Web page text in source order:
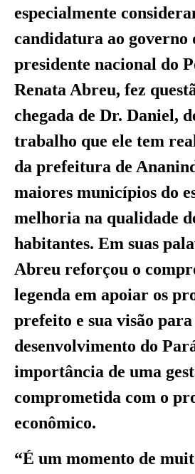
especialmente
candidatura ao governo
presidente nacional do
Renata Abreu, fez
chegada de Dr. Daniel,
trabalho que ele tem
da prefeitura de
maiores municípios do
melhoria na qualidade
habitantes. Em suas
Abreu reforçou o
legenda em apoiar os
prefeito e sua visão para
desenvolvimento do
importância de uma
comprometida com o
econômico.
“É um momento de